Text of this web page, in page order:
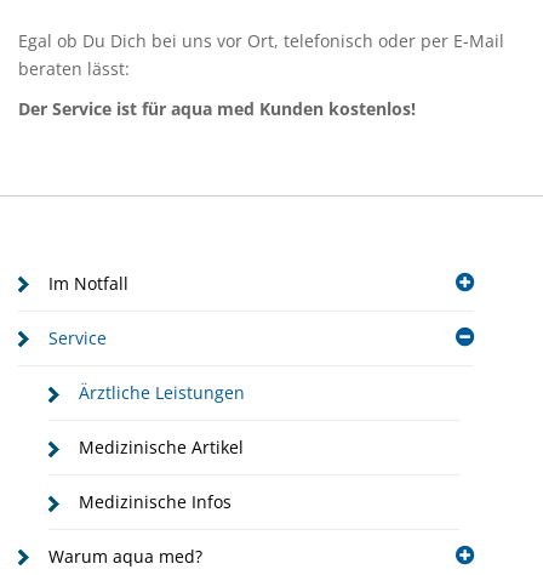
Egal ob Du Dich bei uns vor Ort, telefonisch oder per E-Mail
beraten lässt:
Der Service ist für aqua med Kunden kostenlos!
Im Notfall
Service
Ärztliche Leistungen
Medizinische Artikel
Medizinische Infos
Warum aqua med?